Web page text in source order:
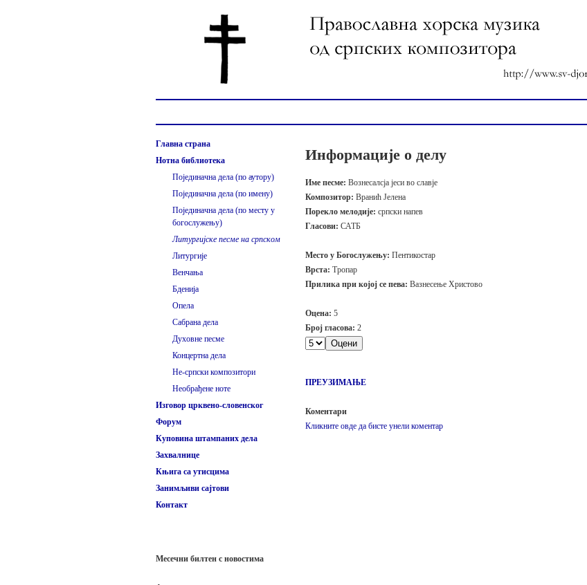
Главна страна
Нотна библиотека
Појединачна дела (по аутору)
Појединачна дела (по имену)
Појединачна дела (по месту у
богослужењу)
Литургијске песме на српском
Литургије
Венчања
Бденија
Опела
Сабрана дела
Духовне песме
Концертна дела
Не-српски композитори
Необрађене ноте
Изговор црквено-словенског
Форум
Куповина штампаних дела
Захвалнице
Књига са утисцима
Занимљиви сајтови
Контакт
Месечни билтен с новостима
Информације о делу
Име песме: Вознесалсја јеси во славје
Композитор: Вранић Јелена
Порекло мелодије: српски напев
Гласови: САТБ
Место у Богослужењу: Пентикостар
Врста: Тропар
Прилика при којој се пева: Вазнесење Христово
Оцена: 5
Број гласова: 2
ПРЕУЗИМАЊЕ
Коментари
Кликните овде да бисте унели коментар